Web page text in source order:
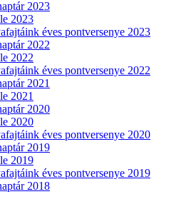
2023
2023
éves pontversenye 2023
2022
2022
éves pontversenye 2022
2021
2021
2020
2020
éves pontversenye 2020
2019
2019
éves pontversenye 2019
2018